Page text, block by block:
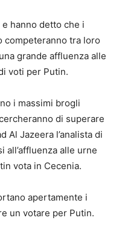
e hanno detto che i
competeranno tra loro
grande affluenza alle
voti per Putin.
i massimi brogli
di superare
Al Jazeera l’analista di
all’affluenza alle urne
vota in Cecenia.
apertamente i
un votare per Putin.